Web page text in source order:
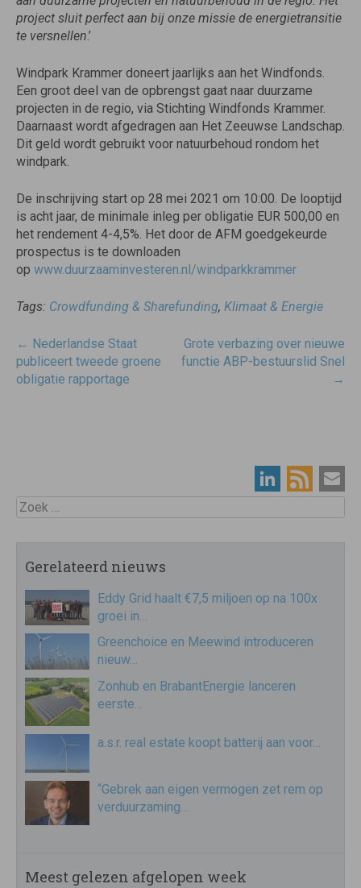
project sluit perfect aan bij onze missie de energietransitie
te versnellen.’
Windpark Krammer doneert jaarlijks aan het Windfonds.
Een groot deel van de opbrengst gaat naar duurzame
projecten in de regio, via Stichting Windfonds Krammer.
Daarnaast wordt afgedragen aan Het Zeeuwse Landschap.
Dit geld wordt gebruikt voor natuurbehoud rondom het
windpark.
De inschrijving start op 28 mei 2021 om 10:00. De looptijd
is acht jaar, de minimale inleg per obligatie EUR 500,00 en
het rendement 4-4,5%. Het door de AFM goedgekeurde
prospectus is te downloaden
op www.duurzaaminvesteren.nl/windparkkrammer
Tags: Crowdfunding & Sharefunding, Klimaat & Energie
Post
navigatie
← Nederlandse Staat
publiceert tweede groene
obligatie rapportage
Grote verbazing over nieuwe
functie ABP-bestuurslid Snel
→
Zoek
Gerelateerd nieuws
Eddy Grid haalt €7,5 miljoen op na 100x
groei in…
Greenchoice en Meewind introduceren
nieuw…
Zonhub en BrabantEnergie lanceren
eerste…
a.s.r. real estate koopt batterij aan voor…
“Gebrek aan eigen vermogen zet rem op
verduurzaming…
Meest gelezen afgelopen week